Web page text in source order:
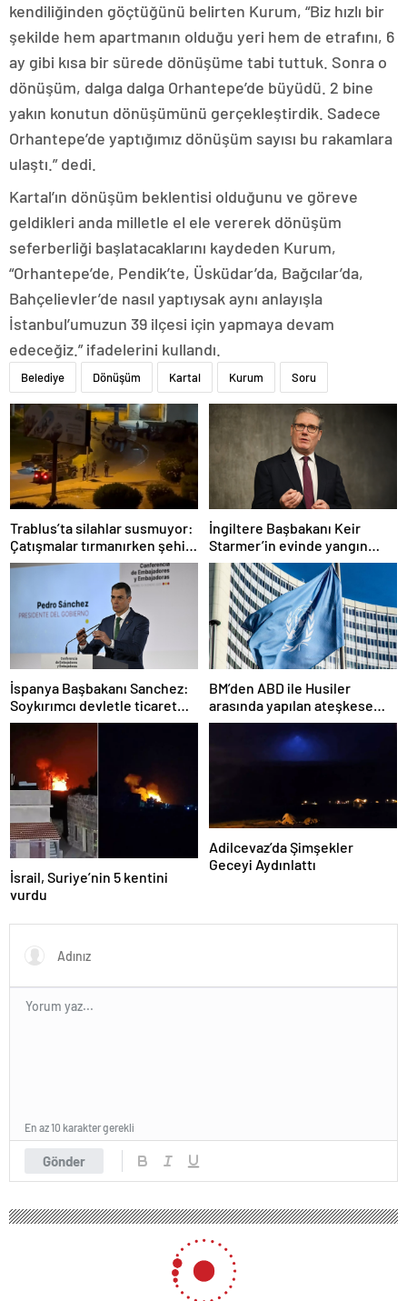
kendiliğinden göçtüğünü belirten Kurum, “Biz hızlı bir
şekilde hem apartmanın olduğu yeri hem de etrafını, 6
ay gibi kısa bir sürede dönüşüme tabi tuttuk. Sonra o
dönüşüm, dalga dalga Orhantepe’de büyüdü. 2 bine
yakın konutun dönüşümünü gerçekleştirdik. Sadece
Orhantepe’de yaptığımız dönüşüm sayısı bu rakamlara
ulaştı.” dedi.
Kartal’ın dönüşüm beklentisi olduğunu ve göreve
geldikleri anda milletle el ele vererek dönüşüm
seferberliği başlatacaklarını kaydeden Kurum,
“Orhantepe’de, Pendik’te, Üsküdar’da, Bağcılar’da,
Bahçelievler’de nasıl yaptıysak aynı anlayışla
İstanbul’umuzun 39 ilçesi için yapmaya devam
edeceğiz.” ifadelerini kullandı.
Belediye Dönüşüm Kartal Kurum Soru
Trablus’ta silahlar susmuyor:
Çatışmalar tırmanırken şehir
alarmda
İngiltere Başbakanı Keir
Starmer’in evinde yangın
çıktı
İspanya Başbakanı Sanchez:
Soykırımcı devletle ticaret
yapmayız
BM’den ABD ile Husiler
arasında yapılan ateşkese
ilişkin değerlendirme
İsrail, Suriye’nin 5 kentini
vurdu
Adilcevaz’da Şimşekler
Geceyi Aydınlattı
Gönder
En az 10 karakter gerekli